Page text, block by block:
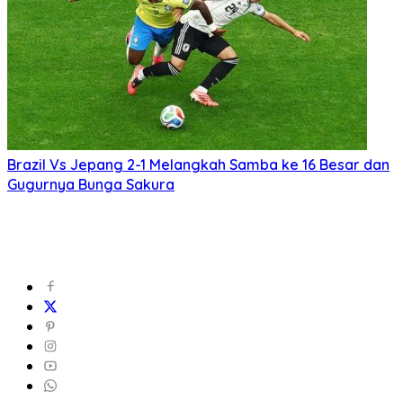
Brazil Vs Jepang 2-1 Melangkah Samba ke 16 Besar dan
Gugurnya Bunga Sakura